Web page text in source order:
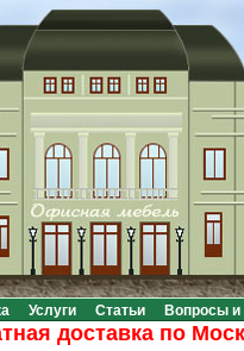
Услуги Статьи Вопросы и
доставка по Москве